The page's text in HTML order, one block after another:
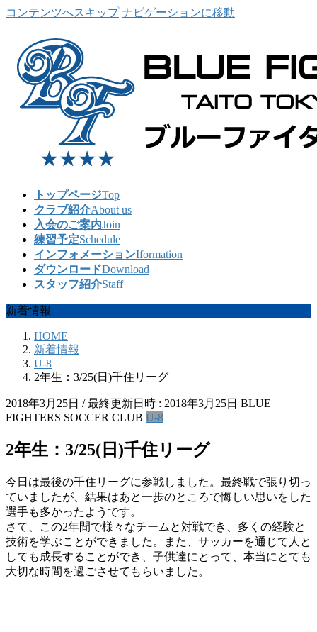
コンテンツへスキップ ナビゲーションに移動
トップページTop
クラブ紹介About us
入会のご案内Join
練習予定Schedule
インフォメーションIformation
ダウンロードDownload
スタッフ紹介Staff
新着情報
HOME
新着情報
U-8
2年生：3/25(日)千住リーグ
2018年3月25日 / 最終更新日時 : 2018年3月25日 BLUE
FIGHTERS SOCCER CLUB U-8
2年生：3/25(日)千住リーグ
今日は最後の千住リーグに参戦しました。最終戦で張り切っ
ていましたが、結果はあと一歩のところで悔しい思いをした
選手も多かったようです。
さて、この2年間で様々なチームと対戦でき、多くの経験と
技術を学ぶことができました。また、サッカーを通じて人と
しても成長することができ、子供達にとって、本当にとても
大切な時間を過ごさせてもらいました。